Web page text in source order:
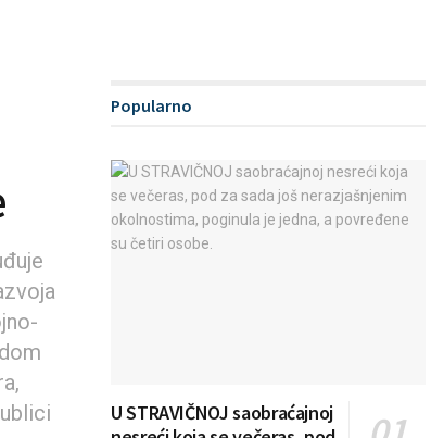
Popularno
U STRAVIČNOJ saobraćajnoj